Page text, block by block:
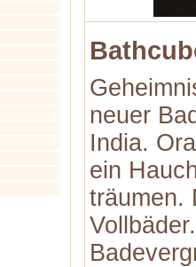
neuer
India.
ein
träumen.